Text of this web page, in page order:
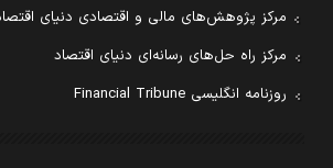
مرکز پژوهش‌های مالی و اقتصادی دنیای
مرکز راه حل‌های رسانه‌ای دنیای اقتصاد
روزنامه انگلیسی Financial Tribune